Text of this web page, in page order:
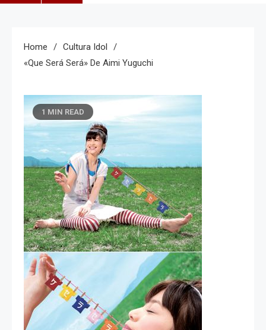
Home
Cultura Idol
«Que Será Será» De Aimi Yuguchi
1 MIN READ